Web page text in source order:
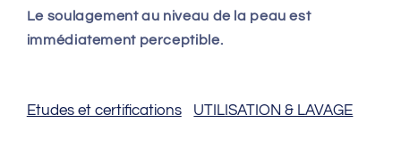
génitale
bactériennes
INTIMO
génitale
bactériennes
INTIMO
Le soulagement au niveau de la peau est
immédiatement perceptible.
Etudes et certifications UTILISATION & LAVAGE